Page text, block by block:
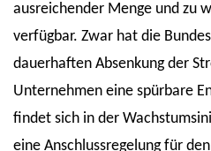
ausreichender Menge und zu
verfügbar. Zwar hat die
dauerhaften Absenkung der
Unternehmen eine spürbare
findet sich in der
eine Anschlussregelung für